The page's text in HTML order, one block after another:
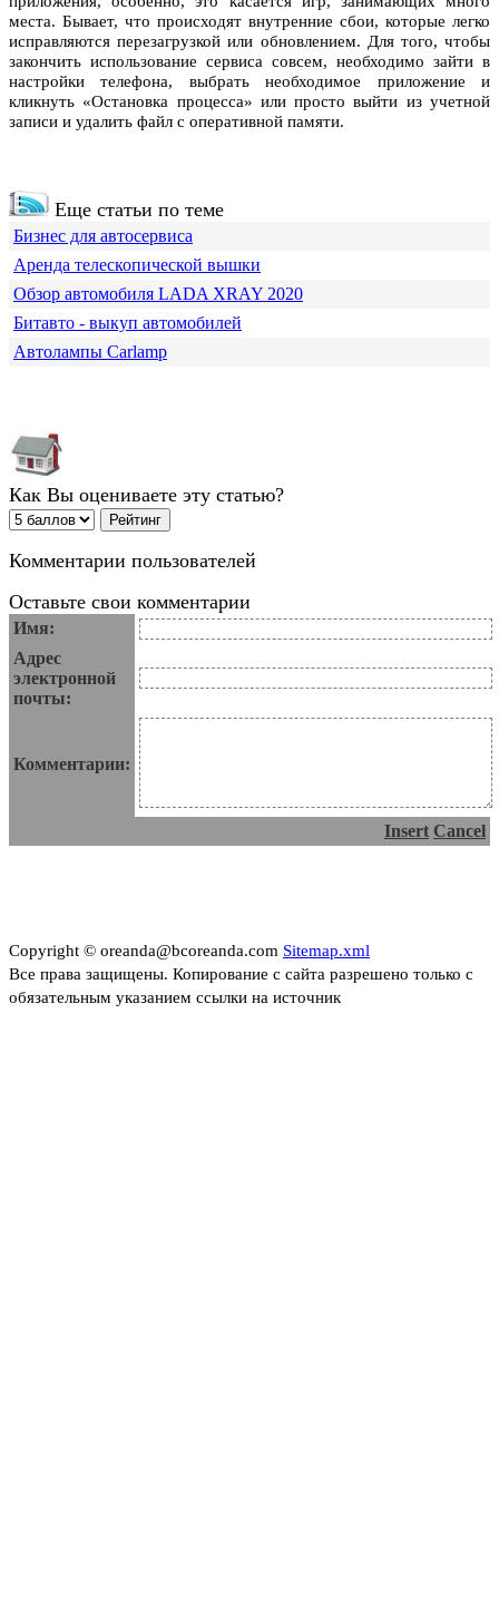
места. Бывает, что происходят внутренние сбои, которые легко
исправляются перезагрузкой или обновлением. Для того, чтобы
закончить использование сервиса совсем, необходимо зайти в
настройки телефона, выбрать необходимое приложение и
кликнуть «Остановка процесса» или просто выйти из учетной
записи и удалить файл с оперативной памяти.
Еще статьи по теме
Бизнес для автосервиса
Аренда телескопической вышки
Обзор автомобиля LADA XRAY 2020
Битавто - выкуп автомобилей
Автолампы Carlamp
Как Вы оцениваете эту статью?
Комментарии пользователей
Оставьте свои комментарии
Имя:
Адрес
электронной
почты:
Комментарии:
Insert Cancel
Copyright © oreanda@bcoreanda.com Sitemap.xml
Все права защищены. Копирование с сайта разрешено только с
обязательным указанием ссылки на источник